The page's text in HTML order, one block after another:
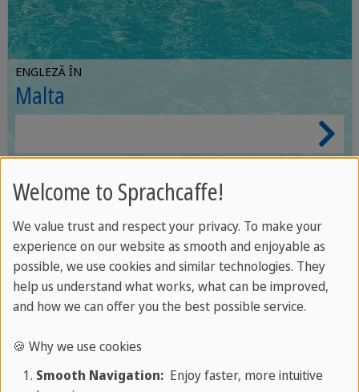
ENGLEZĂ ÎN
Malta
Welcome to Sprachcaffe!
We value trust and respect your privacy. To make your
experience on our website as smooth and enjoyable as
possible, we use cookies and similar technologies. They
help us understand what works, what can be improved,
and how we can offer you the best possible service.
🍪 Why we use cookies
Smooth Navigation:Enjoy faster, more intuitive